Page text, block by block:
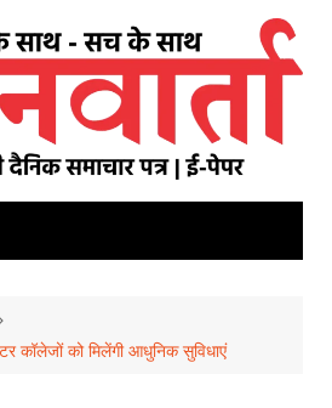
कॉलेजों को मिलेंगी आधुनिक सुविधाएं